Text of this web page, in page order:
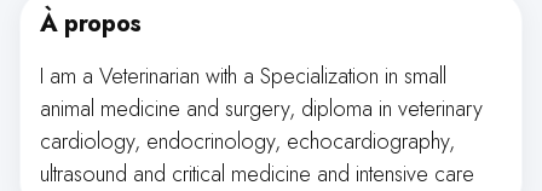
À propos
I am a Veterinarian with a Specialization in small
animal medicine and surgery, diploma in veterinary
cardiology, endocrinology, echocardiography,
ultrasound and critical medicine and intensive care